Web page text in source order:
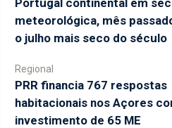
meteorológica, mês
o julho mais seco do século
Regional
PRR financia 767 respostas
habitacionais nos Açores
investimento de 65 ME